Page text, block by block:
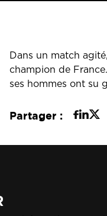
Dans un match
champion de
ses hommes ont su
Partager :